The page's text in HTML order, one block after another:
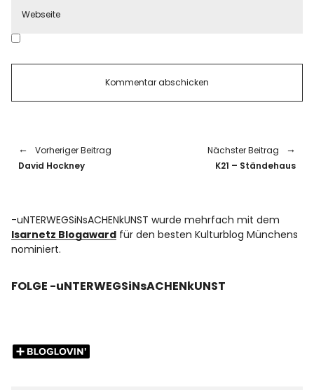
Vorheriger Beitrag
David Hockney
Nächster Beitrag
K21 – Ständehaus
-uNTERWEGSiNsACHENkUNST wurde mehrfach mit dem
Isarnetz Blogaward für den besten Kulturblog Münchens
nominiert.
FOLGE -uNTERWEGSiNsACHENkUNST